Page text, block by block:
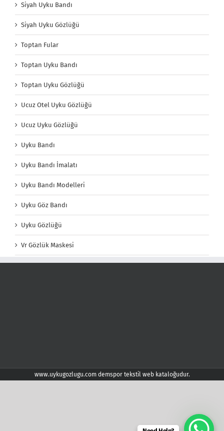
Siyah Uyku Bandı
Siyah Uyku Gözlüğü
Toptan Fular
Toptan Uyku Bandı
Toptan Uyku Gözlüğü
Ucuz Otel Uyku Gözlüğü
Ucuz Uyku Gözlüğü
Uyku Bandı
Uyku Bandı İmalatı
Uyku Bandı Modelleri
Uyku Göz Bandı
Uyku Gözlüğü
Vr Gözlük Maskesi
www.uykugozlugu.com demspor tekstil web kataloğudur.